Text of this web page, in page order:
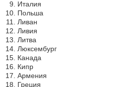
Италия
Польша
Ливан
Ливия
Литва
Люксембург
Канада
Кипр
Армения
Греция